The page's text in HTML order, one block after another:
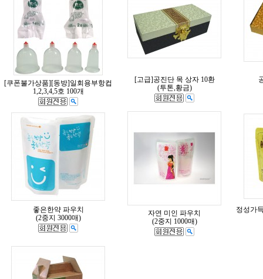
[쿠폰불가상품][동방]일회용부항컵
1,2,3,4,5호 100개
[고급]공진단 목 상자 10환
(투톤,황금)
좋은한약 파우치
(2중지 3000매)
자연 미인 파우치
(2중지 1000매)
정성가